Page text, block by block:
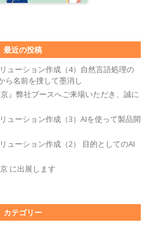
最近の投稿
ューション作成（4）自然言語処理の
ら名前を捜して墨消し
京』弊社ブースへご来場いただき、誠に
ューション作成（3）AIを使って製品開
ューション作成（2） 目的としてのAI
に出展します
カテゴリー